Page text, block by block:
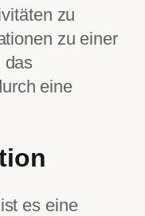
zu
zu einer
das
eine
es eine